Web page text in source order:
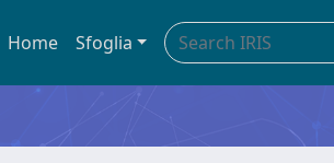
Home Sfoglia